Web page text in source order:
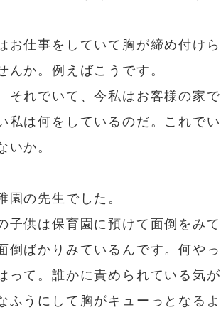
お仕事をしていて胸が締め付けら
か。例えばこうです。
それでいて、今私はお客様の家で
私は何をしているのだ。これでい
か。
の先生でした。
子供は保育園に預けて面倒をみて
倒ばかりみているんです。何やっ
って。誰かに責められている気が
ふうにして胸がキューっとなるよ